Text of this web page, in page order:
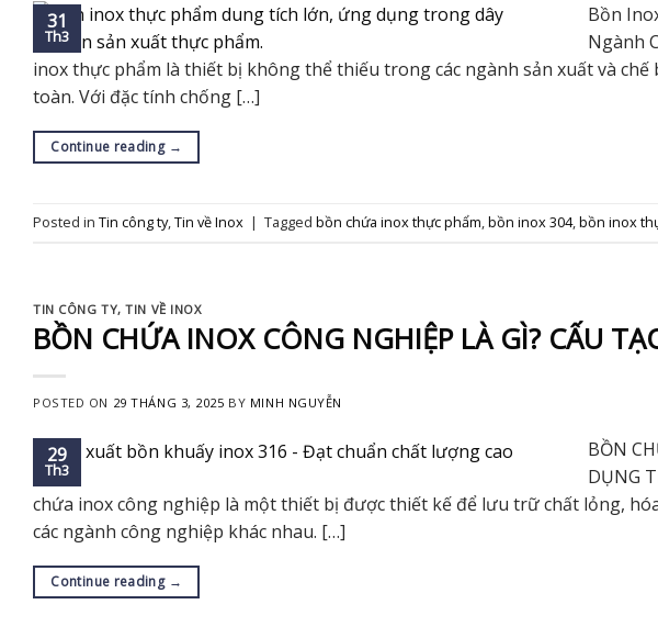
31
Th3
Bồn
Ngành
inox thực phẩm là thiết bị không thể thiếu trong các ngành sản xuất và
toàn. Với đặc tính chống […]
Continue reading →
Posted in Tin công ty,Tin về Inox | Tagged bồn chứa inox thực phẩm,bồn inox 304,bồn inox
TIN CÔNG TY,TIN VỀ INOX
BỒN CHỨA INOX CÔNG NGHIỆP LÀ GÌ? CẤU
POSTED ON 29 THÁNG 3, 2025 BY MINH NGUYỄN
29
Th3
BỒN
DỤNG
chứa inox công nghiệp là một thiết bị được thiết kế để lưu trữ chất lỏng,
các ngành công nghiệp khác nhau. […]
Continue reading →